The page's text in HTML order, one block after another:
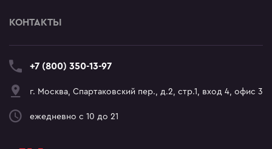
КОНТАКТЫ
+7 (800) 350-13-97
г. Москва, Спартаковский пер., д.2, стр.1, вход 4, офис 3
ежедневно с 10 до 21